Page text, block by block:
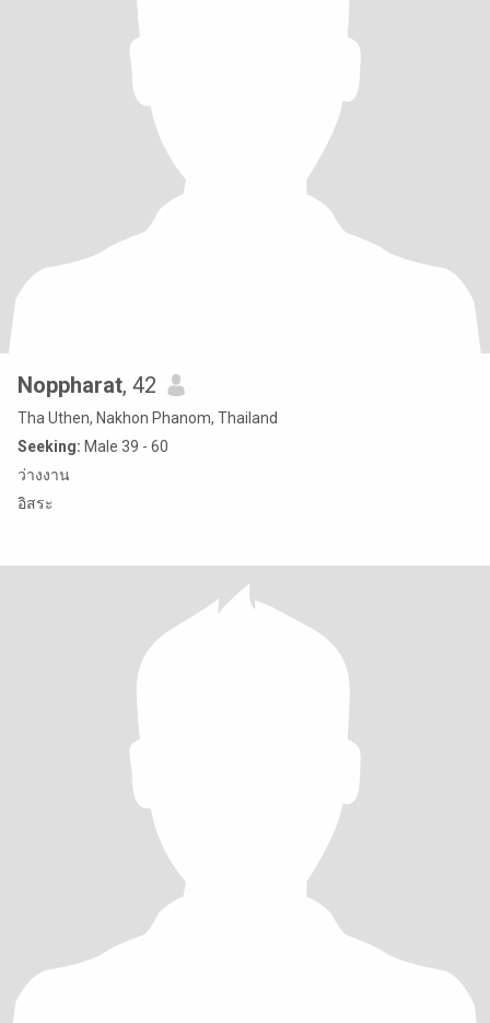
Noppharat, 42
Tha Uthen, Nakhon Phanom, Thailand
Seeking: Male 39 - 60
ว่างงาน
อิสระ